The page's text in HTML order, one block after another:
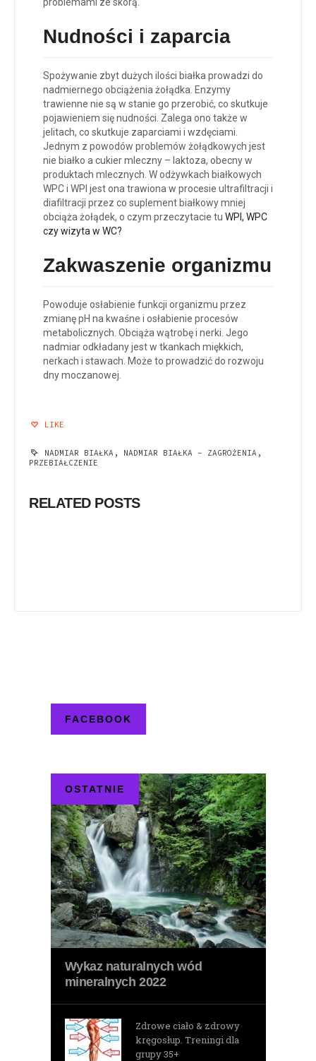
Nudności i zaparcia
Spożywanie zbyt dużych ilości białka prowadzi do
nadmiernego obciążenia żołądka. Enzymy
trawienne nie są w stanie go przerobić, co skutkuje
pojawieniem się nudności. Zalega ono także w
jelitach, co skutkuje zaparciami i wzdęciami.
Jednym z powodów problemów żołądkowych jest
nie białko a cukier mleczny – laktoza, obecny w
produktach mlecznych. W odżywkach białkowych
WPC i WPI jest ona trawiona w procesie ultrafiltracji i
diafiltracji przez co suplement białkowy mniej
obciąża żołądek, o czym przeczytacie tu WPI, WPC
czy wizyta w WC?
Zakwaszenie organizmu
Powoduje osłabienie funkcji organizmu przez
zmianę pH na kwaśne i osłabienie procesów
metabolicznych. Obciąża wątrobę i nerki. Jego
nadmiar odkładany jest w tkankach miękkich,
nerkach i stawach. Może to prowadzić do rozwoju
dny moczanowej.
LIKE
NADMIAR BIAŁKA , NADMIAR BIAŁKA - ZAGROŻENIA ,
PRZEBIAŁCZENIE
RELATED POSTS
FACEBOOK
OSTATNIE
Wykaz naturalnych wód
mineralnych 2022
Zdrowe ciało & zdrowy
kręgosłup. Treningi dla
grupy 35+